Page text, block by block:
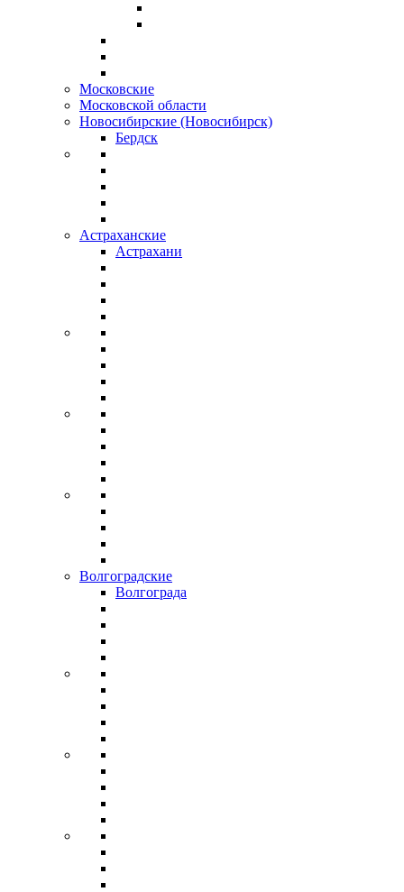
Московские
Московской области
Новосибирские (Новосибирск)
Бердск
Астраханские
Астрахани
Волгоградские
Волгограда